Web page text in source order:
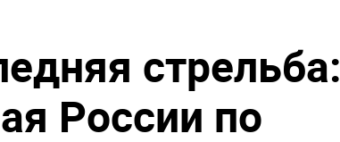
стрельба:
России по